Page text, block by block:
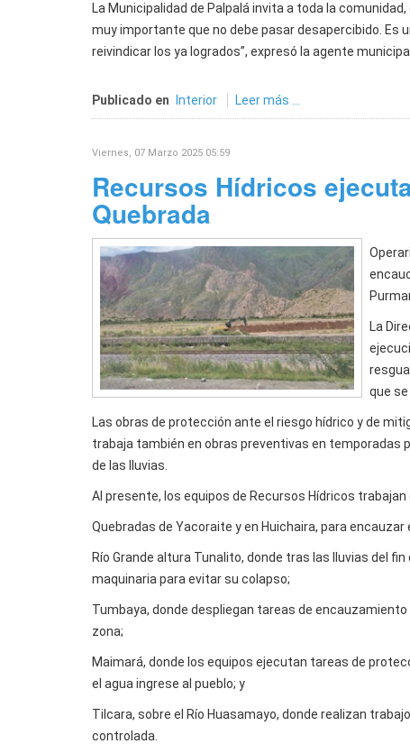
La Municipalidad de Palpalá invita a toda la
muy importante que no debe pasar desapercibido. Es
reivindicar los ya logrados”, expresó la agente
Publicado en Interior Leer más ...
Viernes, 07 Marzo 2025 05:59
Recursos Hídricos
Quebrada
La
que
Las obras de protección ante el riesgo hídrico y de
trabaja también en obras preventivas en temporadas
de las lluvias.
Al presente, los equipos de Recursos Hídricos trabajan
Quebradas de Yacoraite y en Huichaira, para encauzar
Río Grande altura Tunalito, donde tras las lluvias del
maquinaria para evitar su colapso;
Tumbaya, donde despliegan tareas de
zona;
Maimará, donde los equipos ejecutan tareas de
el agua ingrese al pueblo; y
Tilcara, sobre el Río Huasamayo, donde realizan
controlada.